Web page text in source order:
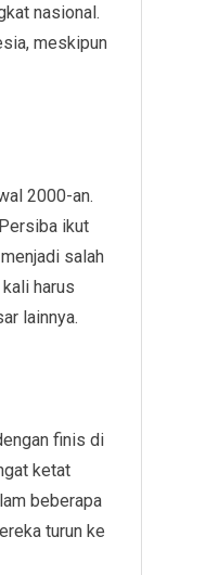
nasional.
meskipun
2000-an.
ikut
salah
harus
lainnya.
finis di
ketat
beberapa
turun ke